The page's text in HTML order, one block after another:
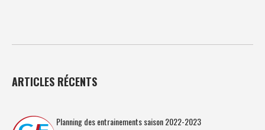
ARTICLES RÉCENTS
Planning des entrainements saison 2022-2023